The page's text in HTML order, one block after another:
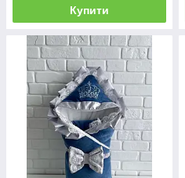
Купити